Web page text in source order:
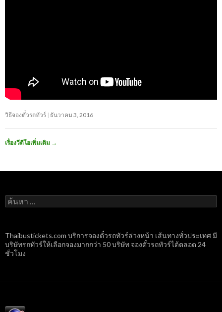
วิธีจองตั๋วรถทัวร์ ธันวาคม 3, 2016
เรื่องวีดีโอเพิ่มเติม →
ค้นหา
สำหรับ:
Thaibustickets.com บริการจองตั๋วรถทัวร์ล่วงหน้า เส้นทางทั่วประเทศ มี
บริษัทรถทัวร์ให้เลือกจองมากกว่า 50 บริษัท จองตั๋วรถทัวร์ได้ตลอด 24
ชั่วโมง